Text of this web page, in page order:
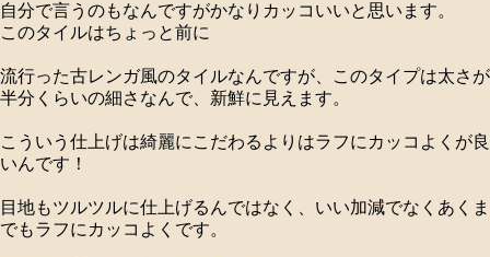
自分で言うのもなんですがかなりカッコいいと思います。
このタイルはちょっと前に
流行った古レンガ風のタイルなんですが、このタイプは太さが
半分くらいの細さなんで、新鮮に見えます。
こういう仕上げは綺麗にこだわるよりはラフにカッコよくが良
いんです！
目地もツルツルに仕上げるんではなく、いい加減でなくあくま
でもラフにカッコよくです。